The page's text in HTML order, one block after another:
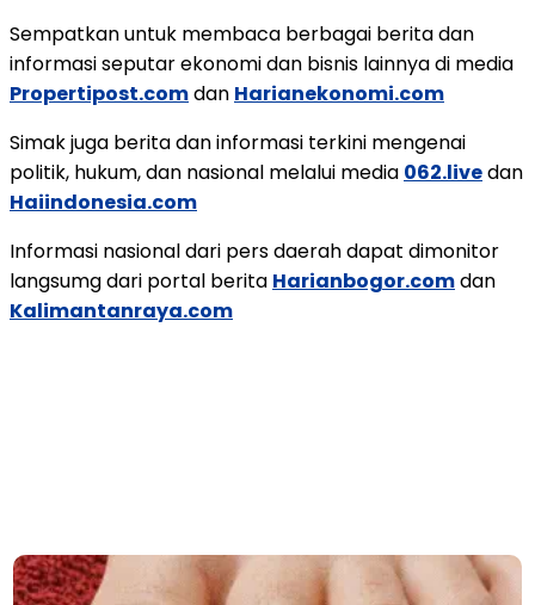
Sempatkan untuk membaca berbagai berita dan
informasi seputar ekonomi dan bisnis lainnya di media
Propertipost.comdan Harianekonomi.com
Simak juga berita dan informasi terkini mengenai
politik, hukum, dan nasional melalui media 062.livedan
Haiindonesia.com
Informasi nasional dari pers daerah dapat dimonitor
langsumg dari portal berita Harianbogor.comdan
Kalimantanraya.com